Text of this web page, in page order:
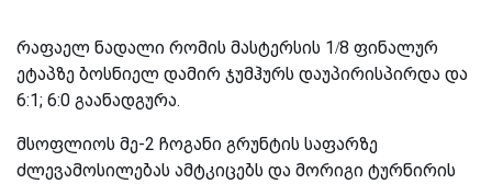
რაფაელ ნადალი რომის მასტერსის 1/8 ფინალურ
ეტაპზე ბოსნიელ დამირ ჯუმჰურს დაუპირისპირდა და
6:1; 6:0 გაანადგურა.
მსოფლიოს მე-2 ჩოგანი გრუნტის საფარზე
ძლევამოსილებას ამტკიცებს და მორიგი ტურნირის